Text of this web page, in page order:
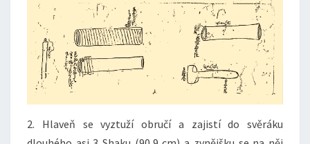
2. Hlaveň se vyztuží obručí a zajistí do svěráku